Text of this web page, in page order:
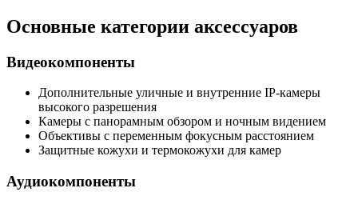
Основные категории аксессуаров
Видеокомпоненты
Дополнительные уличные и внутренние IP-камеры
высокого разрешения
Камеры с панорамным обзором и ночным видением
Объективы с переменным фокусным расстоянием
Защитные кожухи и термокожухи для камер
Аудиокомпоненты